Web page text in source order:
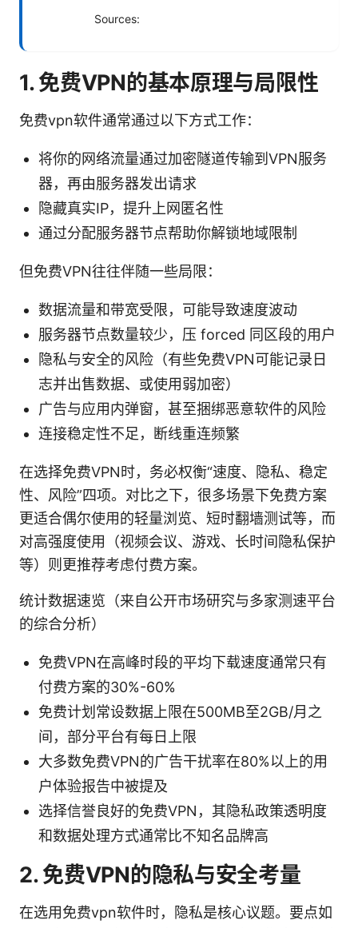
Sources:
1. 免费VPN的基本原理与局限性
免费vpn软件通常通过以下方式工作：
将你的网络流量通过加密隧道传输到VPN服务
器，再由服务器发出请求
隐藏真实IP，提升上网匿名性
通过分配服务器节点帮助你解锁地域限制
但免费VPN往往伴随一些局限：
数据流量和带宽受限，可能导致速度波动
服务器节点数量较少，压 forced 同区段的用户
隐私与安全的风险（有些免费VPN可能记录日
志并出售数据、或使用弱加密）
广告与应用内弹窗，甚至捆绑恶意软件的风险
连接稳定性不足，断线重连频繁
在选择免费VPN时，务必权衡“速度、隐私、稳定
性、风险”四项。对比之下，很多场景下免费方案
更适合偶尔使用的轻量浏览、短时翻墙测试等，而
对高强度使用（视频会议、游戏、长时间隐私保护
等）则更推荐考虑付费方案。
统计数据速览（来自公开市场研究与多家测速平台
的综合分析）
免费VPN在高峰时段的平均下载速度通常只有
付费方案的30%-60%
免费计划常设数据上限在500MB至2GB/月之
间，部分平台有每日上限
大多数免费VPN的广告干扰率在80%以上的用
户体验报告中被提及
选择信誉良好的免费VPN，其隐私政策透明度
和数据处理方式通常比不知名品牌高
2. 免费VPN的隐私与安全考量
在选用免费vpn软件时，隐私是核心议题。要点如